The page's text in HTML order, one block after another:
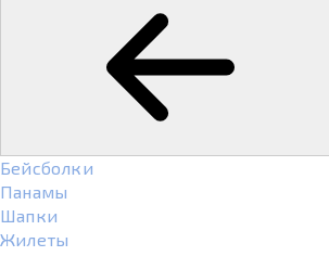
Бейсболки
Панамы
Шапки
Жилеты